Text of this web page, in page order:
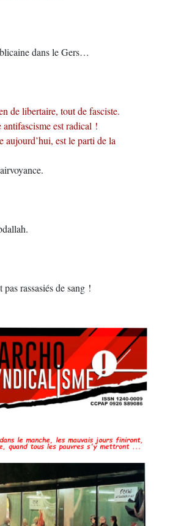
dans le Gers…
de libertaire, tout de fasciste.
est radical !
est le parti de la
rassasiés de sang !